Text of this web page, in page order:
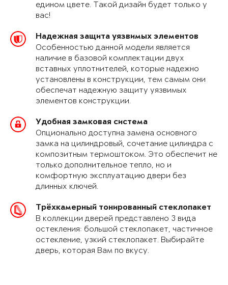
едином цвете. Такой дизайн будет только у
вас!
Надежная защита уязвимых элементов
Особенностью данной модели является
наличие в базовой комплектации двух
вставных уплотнителей, которые надежно
установлены в конструкции, тем самым они
обеспечат надежную защиту уязвимых
элементов конструкции.
Удобная замковая система
Опционально доступна замена основного
замка на цилиндровый, сочетание цилиндра с
композитным термоштоком. Это обеспечит не
только дополнительное тепло, но и
комфортную эксплуатацию двери без
длинных ключей.
Трёхкамерный тонированный стеклопакет
В коллекции дверей представлено 3 вида
остекления: большой стеклопакет, частичное
остекление, узкий стеклопакет. Выбирайте
дверь, которая Вам по вкусу.